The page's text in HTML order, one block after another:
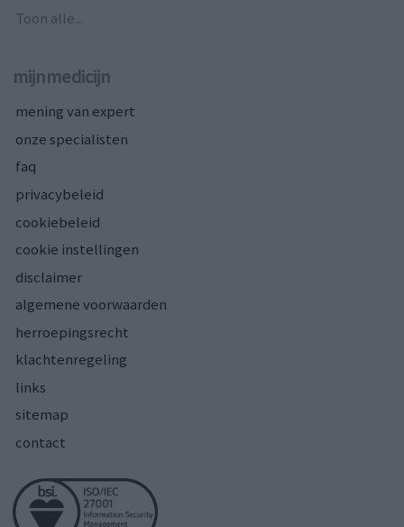
Toon alle...
mijnmedicijn
mening van expert
onze specialisten
faq
privacybeleid
cookiebeleid
cookie instellingen
disclaimer
algemene voorwaarden
herroepingsrecht
klachtenregeling
links
sitemap
contact